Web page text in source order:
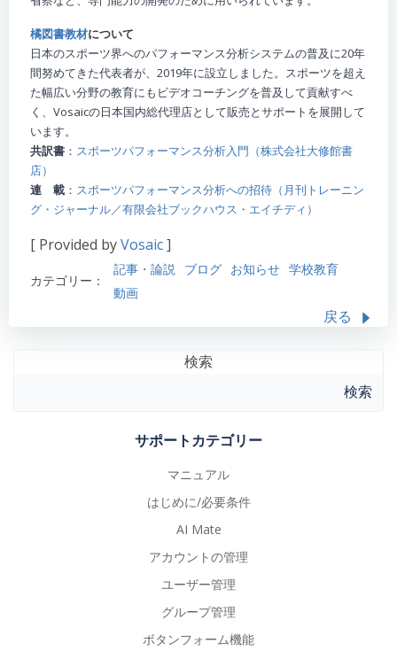
橘図書教材について
日本のスポーツ界へのパフォーマンス分析システムの普及に20年
間努めてきた代表者が、2019年に設立しました。スポーツを超え
た幅広い分野の教育にもビデオコーチングを普及して貢献すべ
く、Vosaicの日本国内総代理店として販売とサポートを展開して
います。
共訳書 ： スポーツパフォーマンス分析入門（株式会社大修館書
店）
連 載 ： スポーツパフォーマンス分析への招待（月刊トレーニン
グ・ジャーナル／有限会社ブックハウス・エイチディ）
[ Provided byVosaic]
カテゴリー：
記事・論説 ブログ お知らせ 学校教育
動画
戻る
検索
検索
サポートカテゴリー
マニュアル
はじめに/必要条件
AI Mate
アカウントの管理
ユーザー管理
グループ管理
ボタンフォーム機能